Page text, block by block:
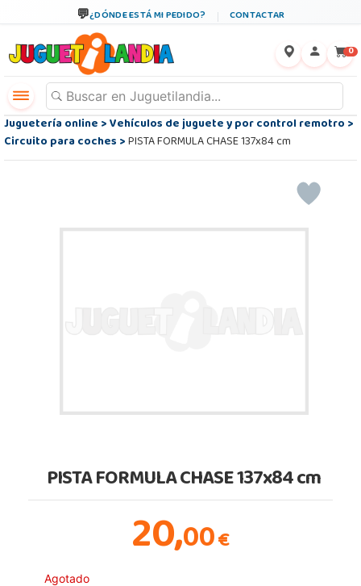
¿DÓNDE ESTÁ MI PEDIDO? CONTACTAR
0
Juguetería online>Vehículos de juguete y por control remotro>
Circuito para coches>PISTA FORMULA CHASE 137x84 cm
PISTA FORMULA CHASE 137x84 cm
20,00€
Agotado